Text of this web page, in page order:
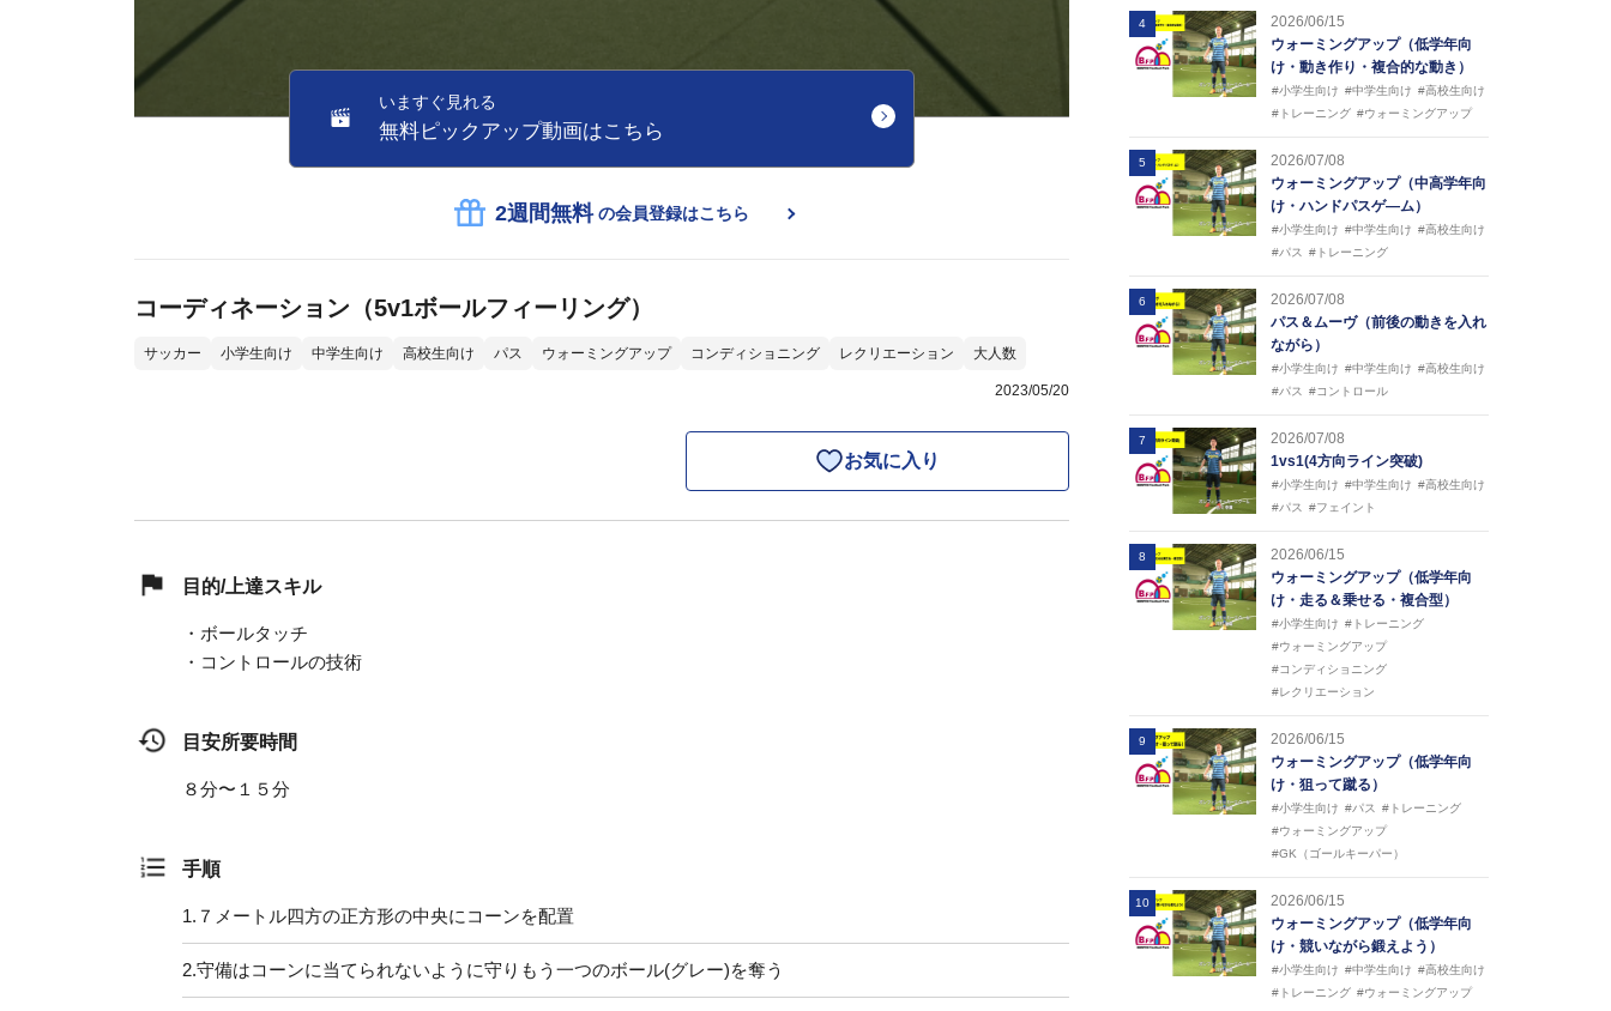
いますぐ見れる
無料ピックアップ動画はこちら
2週間無料 の会員登録はこちら
コーディネーション（5v1ボールフィーリング）
サッカー 小学生向け 中学生向け 高校生向け パス ウォーミングアップ コンディショニング レクリエーション 大人数
2023/05/20
お気に入り
目的/上達スキル
・ボールタッチ
・コントロールの技術
目安所要時間
８分〜１５分
手順
1. ７メートル四方の正方形の中央にコーンを配置
2.守備はコーンに当てられないように守りもう一つのボール(グレー)を奪う
4
2026/06/15
ウォーミングアップ（低学年向
け・動き作り・複合的な動き）
#小学生向け #中学生向け #高校生向け
#トレーニング #ウォーミングアップ
5
2026/07/08
ウォーミングアップ（中高学年向
け・ハンドパスゲ―ム）
#小学生向け #中学生向け #高校生向け
#パス
#トレーニング
6
2026/07/08
パス＆ムーヴ（前後の動きを入れ
ながら）
#小学生向け #中学生向け #高校生向け
#パス
#コントロール
7
2026/07/08
1vs1(4方向ライン突破)
#小学生向け #中学生向け #高校生向け
#パス
#フェイント
8
2026/06/15
ウォーミングアップ（低学年向
け・走る＆乗せる・複合型）
#小学生向け #トレーニング
#ウォーミングアップ
#コンディショニング
#レクリエーション
9
2026/06/15
ウォーミングアップ（低学年向
け・狙って蹴る）
#小学生向け #パス
#トレーニング
#ウォーミングアップ
#GK（ゴールキーパー）
10
2026/06/15
ウォーミングアップ（低学年向
け・競いながら鍛えよう）
#小学生向け #中学生向け #高校生向け
#トレーニング #ウォーミングアップ